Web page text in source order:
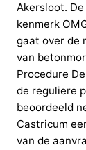
Akersloot.
kenmerk
gaat over de
van
Procedure
de reguliere
beoordeeld
Castricum
van de